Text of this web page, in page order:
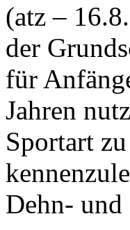
(atz –
der
für
Jahren
Sportart
Dehn-